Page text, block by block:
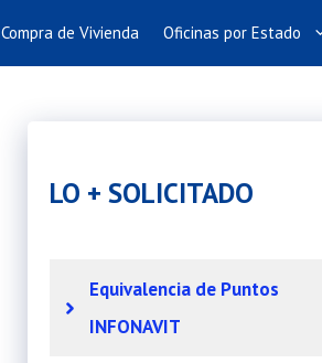
Compra de Vivienda Oficinas por Estado
LO + SOLICITADO
Equivalencia de Puntos
INFONAVIT